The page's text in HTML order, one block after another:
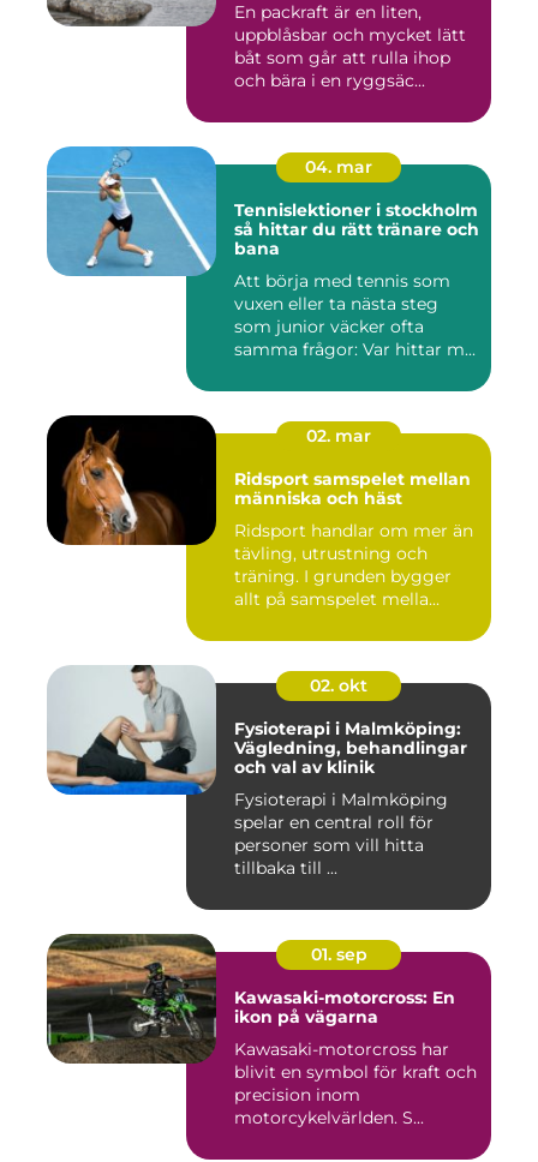
En packraft är en liten,
uppblåsbar och mycket lätt
båt som går att rulla ihop
och bära i en ryggsäc...
04. mar
Tennislektioner i stockholm
så hittar du rätt tränare och
bana
Att börja med tennis som
vuxen eller ta nästa steg
som junior väcker ofta
samma frågor: Var hittar m...
02. mar
Ridsport samspelet mellan
människa och häst
Ridsport handlar om mer än
tävling, utrustning och
träning. I grunden bygger
allt på samspelet mella...
02. okt
Fysioterapi i Malmköping:
Vägledning, behandlingar
och val av klinik
Fysioterapi i Malmköping
spelar en central roll för
personer som vill hitta
tillbaka till ...
01. sep
Kawasaki-motorcross: En
ikon på vägarna
Kawasaki-motorcross har
blivit en symbol för kraft och
precision inom
motorcykelvärlden. S...